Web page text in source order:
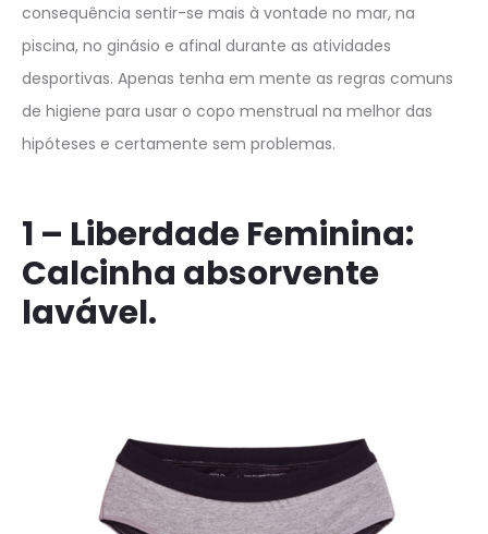
consequência sentir-se mais à vontade no mar, na
piscina, no ginásio e afinal durante as atividades
desportivas. Apenas tenha em mente as regras comuns
de higiene para usar o copo menstrual na melhor das
hipóteses e certamente sem problemas.
1 – Liberdade Feminina:
Calcinha absorvente
lavável.